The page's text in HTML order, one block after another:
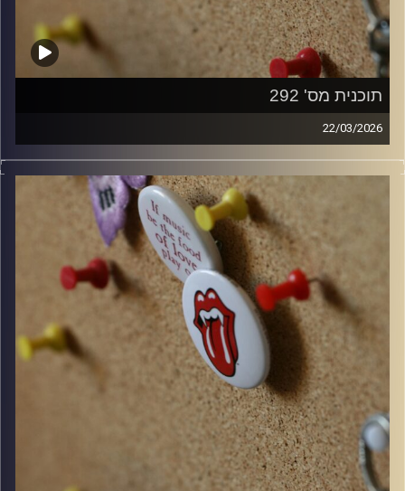
תוכנית מס' 292
22/03/2026
קלאסיקות רוק עם אורן הוף.
włodi